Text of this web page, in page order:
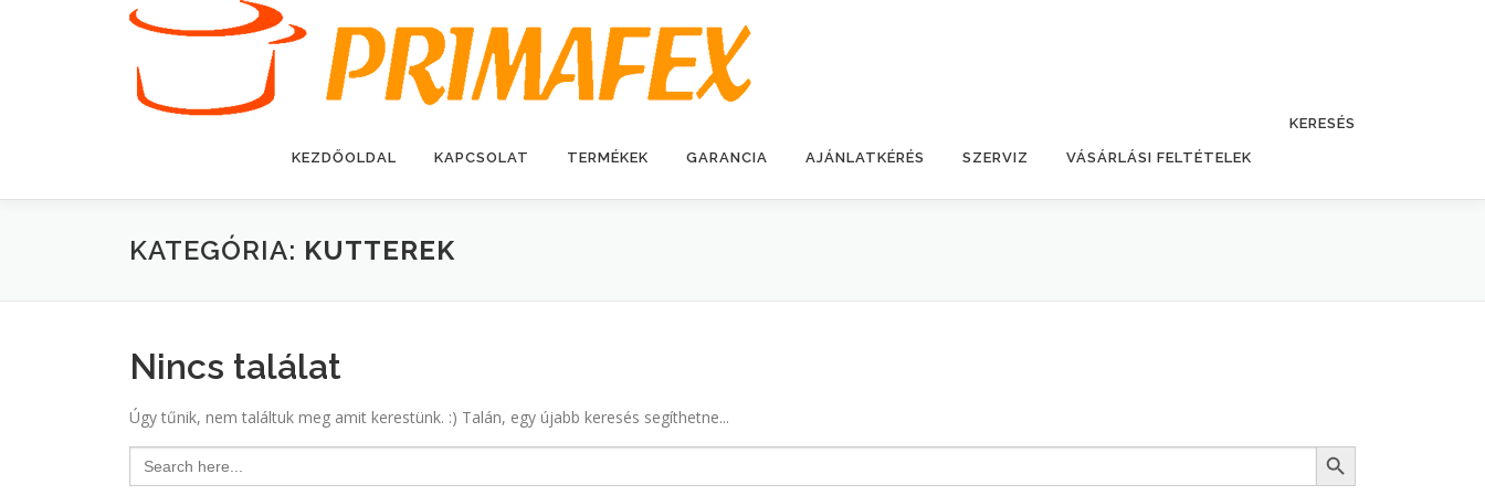
KEZDŐOLDAL KAPCSOLAT TERMÉKEK GARANCIA AJÁNLATKÉRÉS SZERVIZ VÁSÁRLÁSI FELTÉTELEK
KERESÉS
KATEGÓRIA: KUTTEREK
Nincs találat
Úgy tűnik, nem találtuk meg amit kerestünk. :) Talán, egy újabb keresés segíthetne...
Search
for:
Search Button